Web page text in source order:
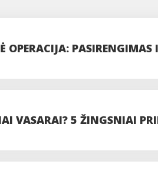
OPERACIJA: PASIRENGIMAS
VASARAI? 5 ŽINGSNIAI